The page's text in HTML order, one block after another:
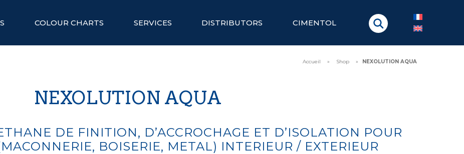
COLOUR CHARTS SERVICES DISTRIBUTORS CIMENTOL
Accueil » Shop » NEXOLUTION AQUA
NEXOLUTION AQUA
DE FINITION, D’ACCROCHAGE ET D’ISOLATION POUR
BOISERIE, METAL) INTERIEUR / EXTERIEUR